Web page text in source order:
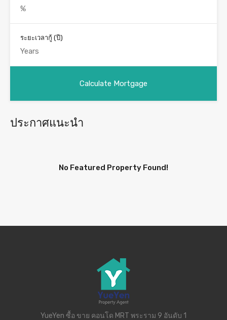
ระยะเวลากู้ (ปี)
ประกาศแนะนำ
No Featured Property Found!
YueYen ซื้อ ขาย คอนโด MRT พระราม 9 อันดับ 1